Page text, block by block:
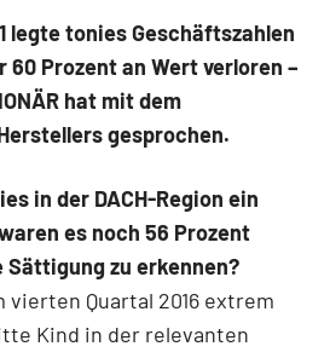
legte tonies Geschäftszahlen
Prozent an Wert verloren –
hat mit dem
gesprochen.
in der DACH-Region ein
es noch 56 Prozent
zu erkennen?
vierten Quartal 2016 extrem
Kind in der relevanten